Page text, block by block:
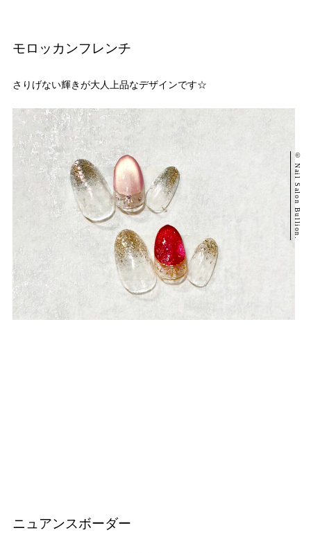
モロッカンフレンチ
さりげない輝きが大人上品なデザインです☆
ニュアンスボーダー
© Nail Salon Bullion.